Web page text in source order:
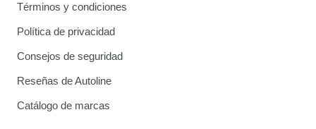
Términos y condiciones
Política de privacidad
Consejos de seguridad
Reseñas de Autoline
Catálogo de marcas